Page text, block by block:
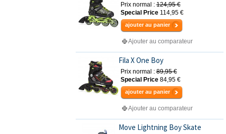
Prix normal : 124,95 €
Special Price 114,95 €
ajouter au panier
Ajouter au comparateur
Fila X One Boy
Prix normal : 89,95 €
Special Price 84,95 €
ajouter au panier
Ajouter au comparateur
Move Lightning Boy Skate